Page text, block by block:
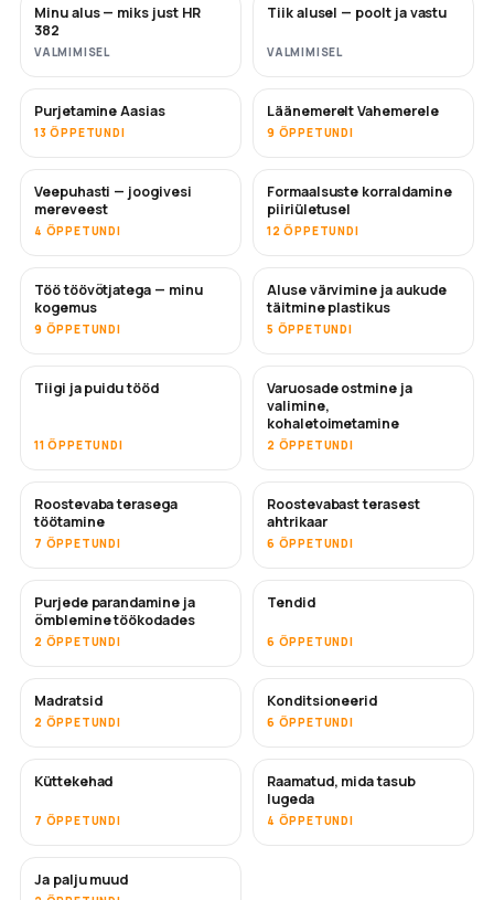
TULEMAS
Minu alus — miks just HR
382
VALMIMISEL
TULEMAS
Tiik alusel — poolt ja vastu
VALMIMISEL
TULEMAS
Purjetamine Aasias
13 ÕPPETUNDI
TULEMAS
Läänemerelt Vahemerele
9 ÕPPETUNDI
TULEMAS
Veepuhasti — joogivesi
mereveest
4 ÕPPETUNDI
Formaalsuste korraldamine
piiriületusel
12 ÕPPETUNDI
TULEMAS
Töö töövõtjatega — minu
kogemus
9 ÕPPETUNDI
TULEMAS
Aluse värvimine ja aukude
täitmine plastikus
5 ÕPPETUNDI
Tiigi ja puidu tööd
11 ÕPPETUNDI
TULEMAS
Varuosade ostmine ja
valimine,
kohaletoimetamine
2 ÕPPETUNDI
TULEMAS
Roostevaba terasega
töötamine
7 ÕPPETUNDI
Roostevabast terasest
ahtrikaar
6 ÕPPETUNDI
TULEMAS
Purjede parandamine ja
õmblemine töökodades
2 ÕPPETUNDI
Tendid
6 ÕPPETUNDI
Madratsid
2 ÕPPETUNDI
TULEMAS
Konditsioneerid
6 ÕPPETUNDI
TULEMAS
Küttekehad
7 ÕPPETUNDI
TULEMAS
Raamatud, mida tasub
lugeda
4 ÕPPETUNDI
TULEMAS
Ja palju muud